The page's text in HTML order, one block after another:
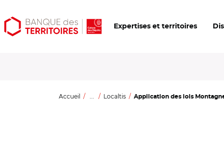
Aller
au
Aller
au
Ouvrir
les
Expertises et territoires
Accueil ... Localtis Application des lois